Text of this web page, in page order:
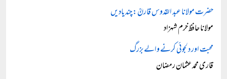
حضرت مولانا عبد القدوس قارنؒ: چند یادیں
مولانا حافظ خرم شہزاد
محبت اور دلجوئی کرنے والے بزرگ
قاری محمد عثمان رمضان